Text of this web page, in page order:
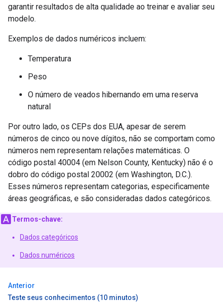
garantir resultados de alta qualidade ao treinar e avaliar seu
modelo.
Exemplos de dados numéricos incluem:
Temperatura
Peso
O número de veados hibernando em uma reserva
natural
Por outro lado, os CEPs dos EUA, apesar de serem
números de cinco ou nove dígitos, não se comportam como
números nem representam relações matemáticas. O
código postal 40004 (em Nelson County, Kentucky) não é o
dobro do código postal 20002 (em Washington, D.C.).
Esses números representam categorias, especificamente
áreas geográficas, e são consideradas dados categóricos.
Termos-chave:
Dados categóricos
Dados numéricos
Anterior
Teste seus conhecimentos (10 minutos)